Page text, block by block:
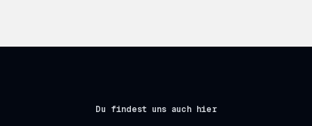
Du findest uns auch hier